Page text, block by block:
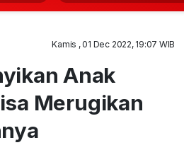
Kamis , 01 Dec 2022, 19:07 WIB
Anak
Merugikan